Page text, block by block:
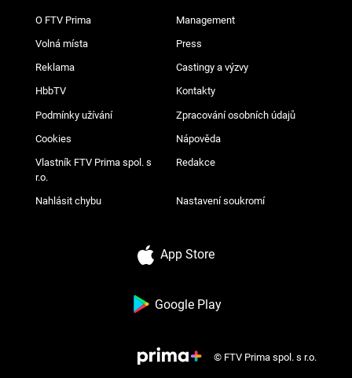
O FTV Prima Management
Volná místa Press
Reklama Castingy a výzvy
HbbTV Kontakty
Podmínky užívání Zpracování osobních údajů
Cookies Nápověda
Vlastník FTV Prima spol. s
r.o.
Redakce
Nahlásit chybu Nastavení soukromí
App Store
Google Play
© FTV Prima spol. s r.o.